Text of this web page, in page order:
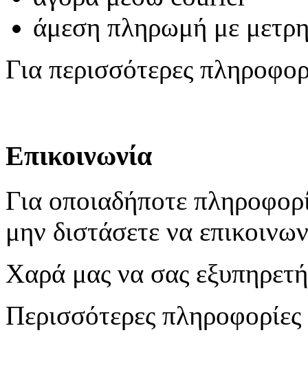
άμεση πληρωμή με
Για περισσότερες
Επικοινωνία
Για οποιαδήποτε
μην διστάσετε να
Χαρά μας να σας
Περισσότερες